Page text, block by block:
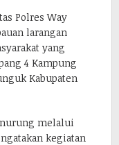
Polres Way
larangan
yang
4 Kampung
Kabupaten
melalui
kegiatan